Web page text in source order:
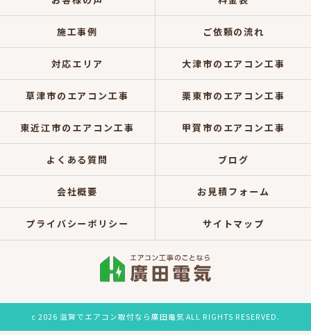
施工事例 ご依頼の流れ
対応エリア 大津市のエアコン工事
草津市のエアコン工事 栗東市のエアコン工事
東近江市のエアコン工事 甲賀市のエアコン工事
よくある質問 ブログ
会社概要 お見積フォーム
プライバシーポリシー サイトマップ
c 2026 滋賀でエアコン取付なら廣田電気 ALL RIGHTS RESERVED.